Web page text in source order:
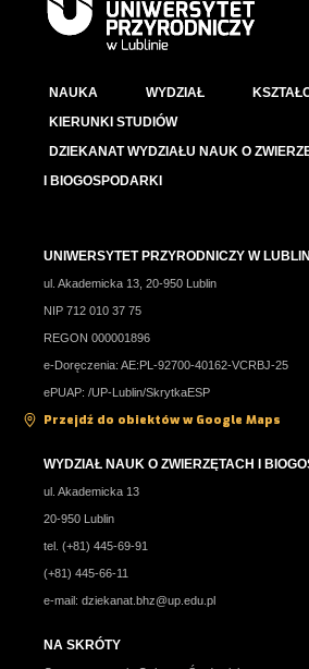
NAUKA WYDZIAŁ
KIERUNKI STUDIÓW
DZIEKANAT WYDZIAŁU NAUK O
I BIOGOSPODARKI
UNIWERSYTET PRZYRODNICZY W
ul. Akademicka 13, 20-950 Lublin
NIP 712 010 37 75
REGON 000001896
e-Doręczenia: AE:PL-92700-40162-VCRBJ-25
ePUAP: /UP-Lublin/SkrytkaESP
Przejdź do obiektów w Google Maps
WYDZIAŁ NAUK O ZWIERZĘTACH I
ul. Akademicka 13
20-950 Lublin
tel. (+81) 445-69-91
(+81) 445-66-11
e-mail: dziekanat.bhz@up.edu.pl
NA SKRÓTY